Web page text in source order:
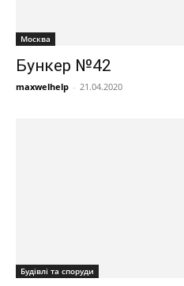
Москва
Бункер №42
maxwelhelp - 21.04.2020
Будівлі та споруди